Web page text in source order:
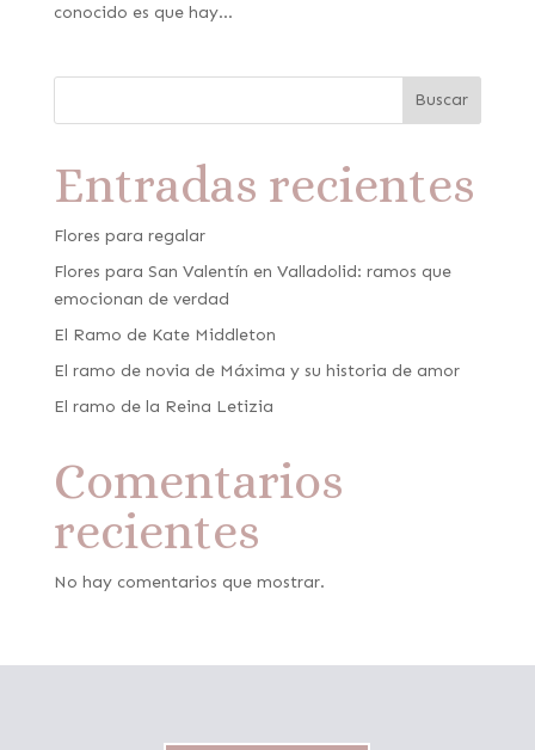
conocido es que hay...
Buscar
Entradas recientes
Flores para regalar
Flores para San Valentín en Valladolid: ramos que
emocionan de verdad
El Ramo de Kate Middleton
El ramo de novia de Máxima y su historia de amor
El ramo de la Reina Letizia
Comentarios
recientes
No hay comentarios que mostrar.